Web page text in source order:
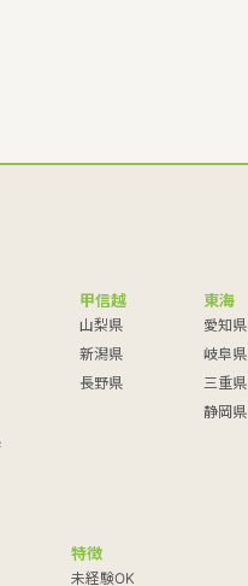
甲信越
山梨県
新潟県
長野県
東海
愛知県
岐阜県
三重県
静岡県
特徴
未経験OK